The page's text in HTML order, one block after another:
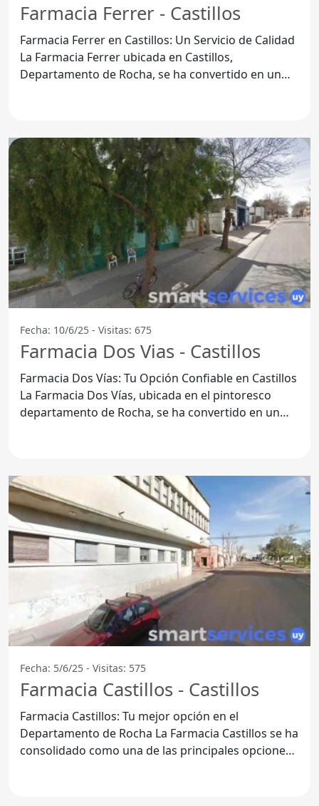
Farmacia Ferrer - Castillos
Farmacia Ferrer en Castillos: Un Servicio de Calidad
La Farmacia Ferrer ubicada en Castillos,
Departamento de Rocha, se ha convertido en un
Fecha: 10/6/25 - Visitas: 675
Farmacia Dos Vias - Castillos
Farmacia Dos Vías: Tu Opción Confiable en Castillos
La Farmacia Dos Vías, ubicada en el pintoresco
departamento de Rocha, se ha convertido en un
Fecha: 5/6/25 - Visitas: 575
Farmacia Castillos - Castillos
Farmacia Castillos: Tu mejor opción en el
Departamento de Rocha La Farmacia Castillos se ha
consolidado como una de las principales opciones